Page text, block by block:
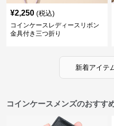
¥2,250 (税込)
コインケースレディースリボン
金具付き三つ折り
新着アイテ
コインケースメンズのおすす